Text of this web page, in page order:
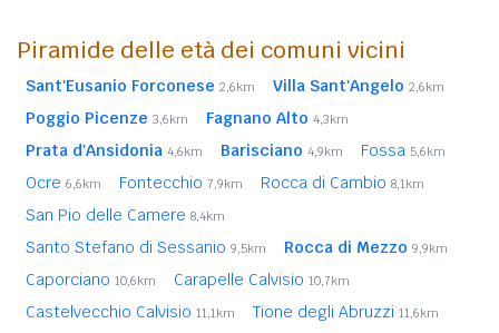
Piramide delle età dei comuni vicini
Sant'Eusanio Forconese 2,6km Villa Sant'Angelo 2,6km
Poggio Picenze 3,6km Fagnano Alto 4,3km
Prata d'Ansidonia 4,6km Barisciano 4,9km Fossa 5,6km
Ocre 6,6km Fontecchio 7,9km Rocca di Cambio 8,1km
San Pio delle Camere 8,4km
Santo Stefano di Sessanio 9,5km Rocca di Mezzo 9,9km
Caporciano 10,6km Carapelle Calvisio 10,7km
Castelvecchio Calvisio 11,1km Tione degli Abruzzi 11,6km